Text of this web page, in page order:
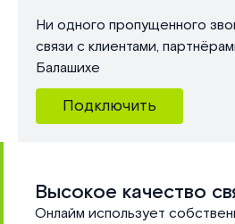
Ни одного пропущенного
связи с клиентами,
Балашихе
Подключить
Высокое качество
Онлайм использует